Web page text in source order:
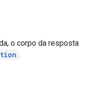
o corpo da resposta
.